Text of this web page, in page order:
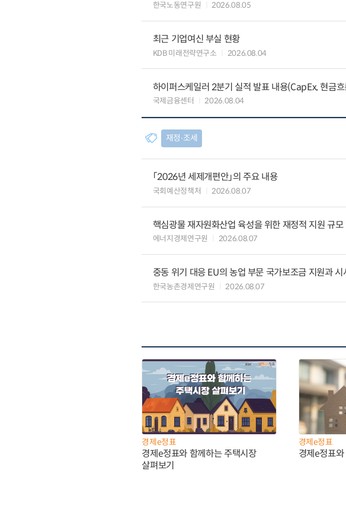
한국노동연구원 2026.08.05
최근 기업여신 부실 현황
KDB 미래전략연구소 2026.08.04
하이퍼스케일러 2분기 실적 발표 내용(CapEx, 현금
국제금융센터 2026.08.04
재정∙조세
「2026년 세제개편안」의 주요 내용
국회예산정책처 2026.08.07
핵심광물 재자원화산업 육성을 위한 재정적 지원 규
에너지경제연구원 2026.08.07
중동 위기 대응 EU의 농업 부문 국가보조금 지원과 시
한국농촌경제연구원 2026.08.07
경제e정표
경제e정표와 함께하는 주택시장
살펴보기
경제e정표
경제e정표